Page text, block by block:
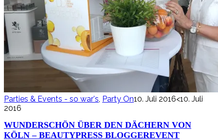
Parties & Events - so war's, Party On10. Juli 2016<10. Juli
2016
WUNDERSCHÖN ÜBER DEN DÄCHERN VON
KÖLN – BEAUTYPRESS BLOGGEREVENT